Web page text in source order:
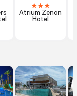
★★★
Atrium Zenon
Hotel